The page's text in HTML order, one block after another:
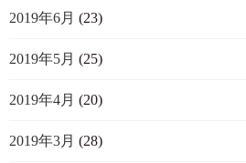
2019年6月 (23)
2019年5月 (25)
2019年4月 (20)
2019年3月 (28)